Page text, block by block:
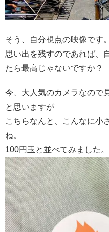
そう、自分視点の映像です。
思い出を残すのであれば、
たら最高じゃないですか？
今、大人気のカメラなので
と思いますが
こちらなんと、こんなに小
ね。
100円玉と並べてみました。